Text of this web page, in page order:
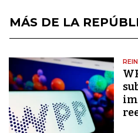
MÁS DE LA